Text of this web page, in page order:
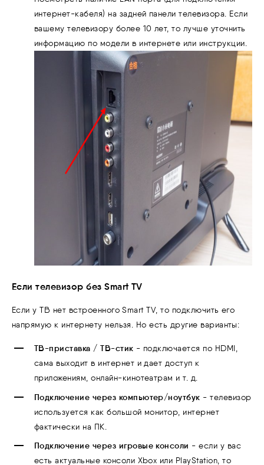
интернет-кабеля) на задней панели телевизора. Если
вашему телевизору более 10 лет, то лучше уточнить
информацию по модели в интернете или инструкции.
Если телевизор без Smart TV
Если у ТВ нет встроенного Smart TV, то подключить его
напрямую к интернету нельзя. Но есть другие варианты:
ТВ-приставка / ТВ-стик - подключается по HDMI,
сама выходит в интернет и дает доступ к
приложениям, онлайн-кинотеатрам и т. д.
Подключение через компьютер/ноутбук - телевизор
используется как большой монитор, интернет
фактически на ПК.
Подключение через игровые консоли - если у вас
есть актуальные консоли Xbox или PlayStation, то